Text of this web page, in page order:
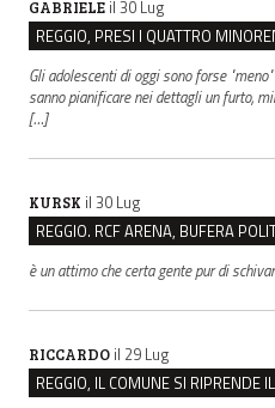
GABRIELE il 30 Lug
Gli adolescenti di oggi sono forse
sanno pianificare nei dettagli un furto,
[…]
KURSK il 30 Lug
REGGIO. RCF ARENA, BUFERA
è un attimo che certa gente pur di
RICCARDO il 29 Lug